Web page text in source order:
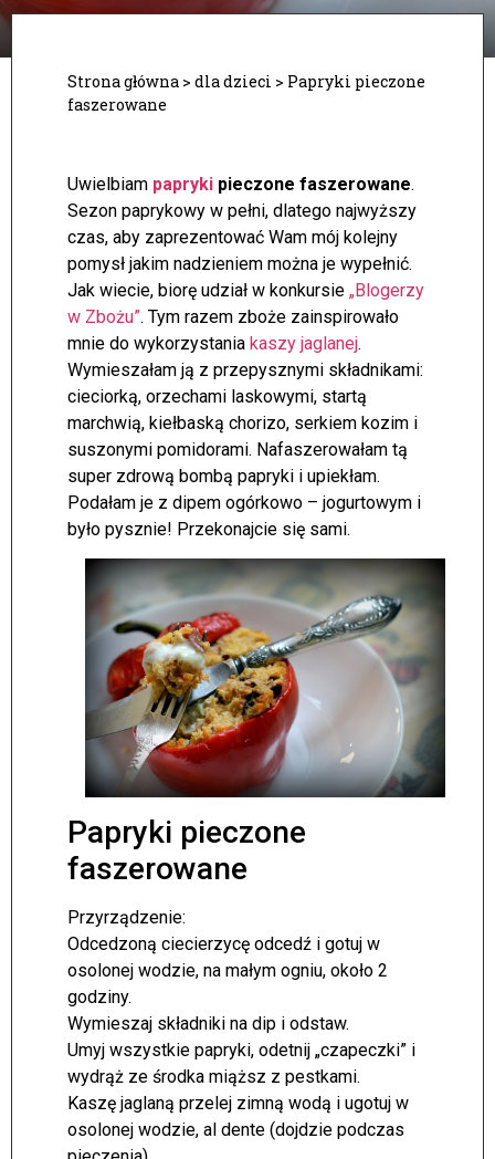
Strona główna > dla dzieci > Papryki pieczone
faszerowane
Uwielbiam papryki pieczone faszerowane.
Sezon paprykowy w pełni, dlatego najwyższy
czas, aby zaprezentować Wam mój kolejny
pomysł jakim nadzieniem można je wypełnić.
Jak wiecie, biorę udział w konkursie „Blogerzy
w Zbożu”. Tym razem zboże zainspirowało
mnie do wykorzystania kaszy jaglanej.
Wymieszałam ją z przepysznymi składnikami:
cieciorką, orzechami laskowymi, startą
marchwią, kiełbaską chorizo, serkiem kozim i
suszonymi pomidorami. Nafaszerowałam tą
super zdrową bombą papryki i upiekłam.
Podałam je z dipem ogórkowo – jogurtowym i
było pysznie! Przekonajcie się sami.
Papryki pieczone
faszerowane
Przyrządzenie:
Odcedzoną ciecierzycę odcedź i gotuj w
osolonej wodzie, na małym ogniu, około 2
godziny.
Wymieszaj składniki na dip i odstaw.
Umyj wszystkie papryki, odetnij „czapeczki” i
wydrąż ze środka miąższ z pestkami.
Kaszę jaglaną przelej zimną wodą i ugotuj w
osolonej wodzie, al dente (dojdzie podczas